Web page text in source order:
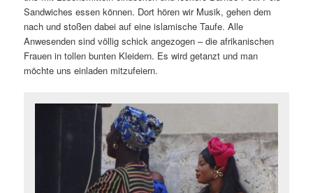
Sandwiches essen können. Dort hören wir Musik, gehen dem
nach und stoßen dabei auf eine islamische Taufe. Alle
Anwesenden sind völlig schick angezogen – die afrikanischen
Frauen in tollen bunten Kleidern. Es wird getanzt und man
möchte uns einladen mitzufeiern.